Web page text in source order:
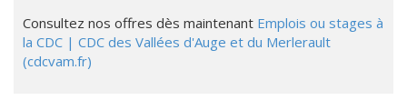
Consultez nos offres dès maintenant Emplois ou stages à
la CDC | CDC des Vallées d'Auge et du Merlerault
(cdcvam.fr)